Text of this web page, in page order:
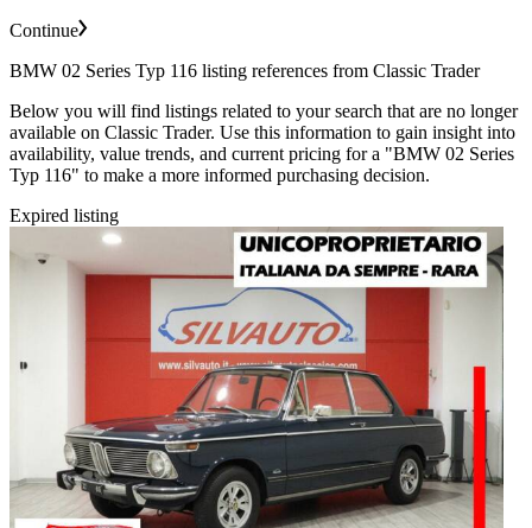
Continue
BMW 02 Series Typ 116 listing references from Classic Trader
Below you will find listings related to your search that are no longer
available on Classic Trader. Use this information to gain insight into
availability, value trends, and current pricing for a "BMW 02 Series
Typ 116" to make a more informed purchasing decision.
Expired listing